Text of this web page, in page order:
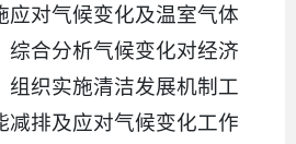
应对气候变化及温室气体
综合分析气候变化对经济
组织实施清洁发展机制工
减排及应对气候变化工作